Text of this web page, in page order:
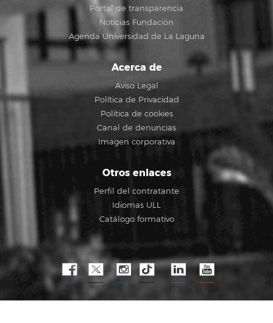
Portal de transparencia
Noticias Fundación
Agenda Universidad de La Laguna
Acerca de
Aviso Legal
Política de Privacidad
Política de cookies
Canal de denuncias
Imagen corporativa
Otros enlaces
Perfil del contratante
Idiomas ULL
Catálogo formativo